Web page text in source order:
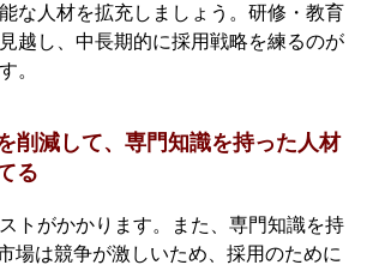
な人材を拡充しましょう。研修・教育
越し、中長期的に採用戦略を練るのが
。
削減して、専門知識を持った人材
る
トがかかります。また、専門知識を持
場は競争が激しいため、採用のために